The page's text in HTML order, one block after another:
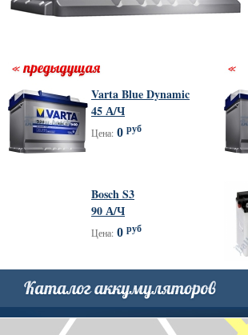
Varta Blue Dynamic
45 А/Ч
Цена: 0 руб
Bosch S3
90 А/Ч
Цена: 0 руб